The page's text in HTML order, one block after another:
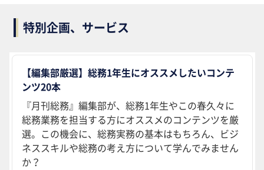
特別企画、サービス
【編集部厳選】総務1年生にオススメしたいコンテ
ンツ20本
『月刊総務』編集部が、総務1年生やこの春久々に
総務業務を担当する方にオススメのコンテンツを厳
選。この機会に、総務実務の基本はもちろん、ビジ
ネススキルや総務の考え方について学んでみません
か？